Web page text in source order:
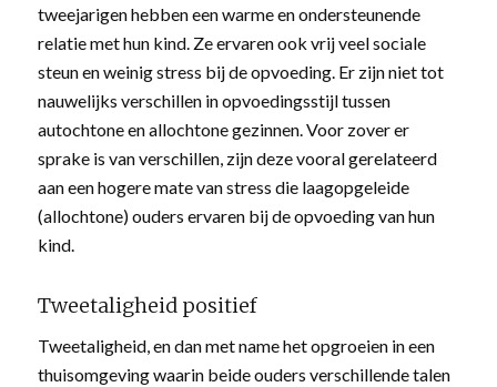
tweejarigen hebben een warme en ondersteunende
relatie met hun kind. Ze ervaren ook vrij veel sociale
steun en weinig stress bij de opvoeding. Er zijn niet tot
nauwelijks verschillen in opvoedingsstijl tussen
autochtone en allochtone gezinnen. Voor zover er
sprake is van verschillen, zijn deze vooral gerelateerd
aan een hogere mate van stress die laagopgeleide
(allochtone) ouders ervaren bij de opvoeding van hun
kind.
Tweetaligheid positief
Tweetaligheid, en dan met name het opgroeien in een
thuisomgeving waarin beide ouders verschillende talen